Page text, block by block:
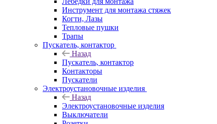
Инструмент для монтажа стяжек
Когти, Лазы
Тепловые пушки
Трапы
Пускатель, контактор
Назад
Пускатель, контактор
Контакторы
Пускатели
Электроустановочные изделия
Назад
Электроустановочные изделия
Выключатели